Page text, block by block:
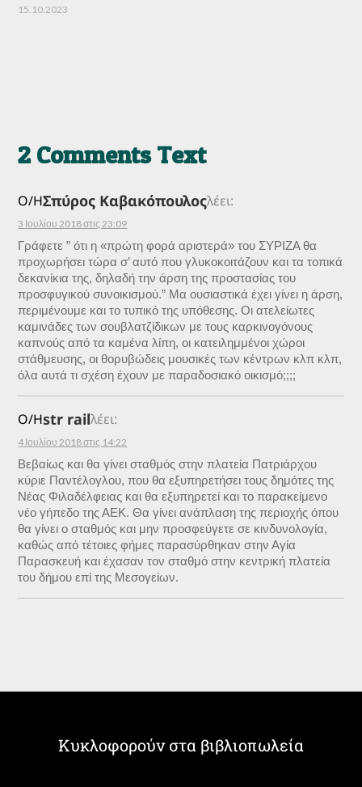
15.10.2023
2 Comments Text
Ο/ΗΣπύρος Καβακόπουλοςλέει:
3 Ιουλίου 2018 στις 23:09
Γράφετε ” ότι η «πρώτη φορά αριστερά» του ΣΥΡΙΖΑ θα
προχωρήσει τώρα σ’ αυτό που γλυκοκοιτάζουν και τα τοπικά
δεκανίκια της, δηλαδή την άρση της προστασίας του
προσφυγικού συνοικισμού.” Μα ουσιαστικά έχει γίνει η άρση,
περιμένουμε και το τυπικό της υπόθεσης. Οι ατελείωτες
καμινάδες των σουβλατζίδικων με τους καρκινογόνους
καπνούς από τα καμένα λίπη, οι κατειλημμένοι χώροι
στάθμευσης, οι θορυβώδεις μουσικές των κέντρων κλπ κλπ,
όλα αυτά τι σχέση έχουν με παραδοσιακό οικισμό;;;;
Ο/Ηstr railλέει:
4 Ιουλίου 2018 στις 14:22
Bεβαίως και θα γίνει σταθμός στην πλατεία Πατριάρχου
κύριε Παντέλογλου, που θα εξυπηρετήσει τους δημότες της
Νέας Φιλαδέλφειας και θα εξυπηρετεί και το παρακείμενο
νέο γήπεδο της ΑΕΚ. Θα γίνει ανάπλαση της περιοχής όπου
θα γίνει ο σταθμός και μην προσφεύγετε σε κινδυνολογία,
καθώς από τέτοιες φήμες παρασύρθηκαν στην Αγία
Παρασκευή και έχασαν τον σταθμό στην κεντρική πλατεία
του δήμου επί της Μεσογείων.
Κυκλοφορούν στα βιβλιοπωλεία